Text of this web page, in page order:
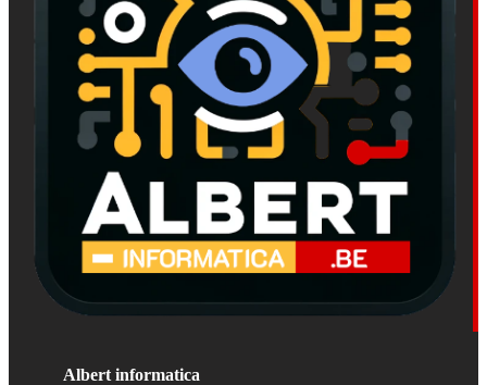
Albert informatica